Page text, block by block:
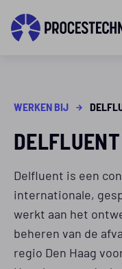
WERKEN BIJ
DELFLUENT
Delfluent is een
internationale,
werkt aan het
beheren van de
regio Den Haag